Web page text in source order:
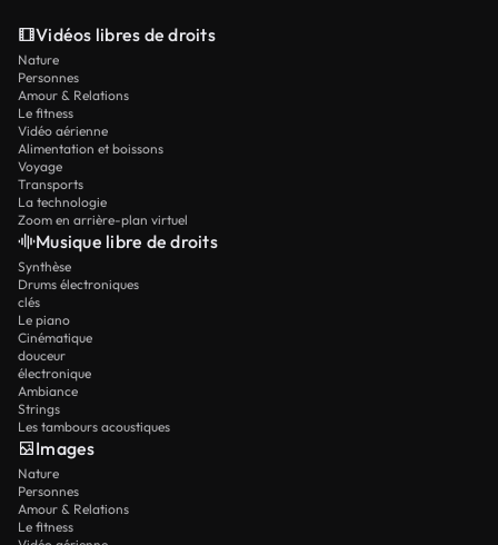
Vidéos libres de droits
Nature
Personnes
Amour & Relations
Le fitness
Vidéo aérienne
Alimentation et boissons
Voyage
Transports
La technologie
Zoom en arrière-plan virtuel
Musique libre de droits
Synthèse
Drums électroniques
clés
Le piano
Cinématique
douceur
électronique
Ambiance
Strings
Les tambours acoustiques
Images
Nature
Personnes
Amour & Relations
Le fitness